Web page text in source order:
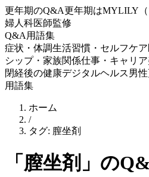
更年期のQ&A更年期はMYLILY（
婦人科医師監修
Q&A 用語集
症状・体調生活習慣・セルフケア
シップ・家族関係仕事・キャリア
閉経後の健康デジタルヘルス男
用語集
ホーム
/
タグ: 膣坐剤
「 膣坐剤 」の